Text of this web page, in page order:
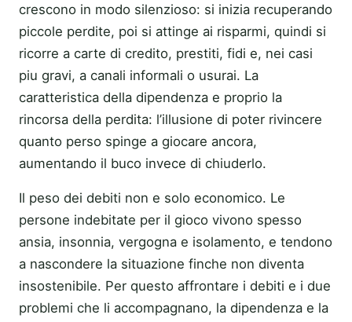
crescono in modo silenzioso: si inizia recuperando
piccole perdite, poi si attinge ai risparmi, quindi si
ricorre a carte di credito, prestiti, fidi e, nei casi
piu gravi, a canali informali o usurai. La
caratteristica della dipendenza e proprio la
rincorsa della perdita: l’illusione di poter rivincere
quanto perso spinge a giocare ancora,
aumentando il buco invece di chiuderlo.
Il peso dei debiti non e solo economico. Le
persone indebitate per il gioco vivono spesso
ansia, insonnia, vergogna e isolamento, e tendono
a nascondere la situazione finche non diventa
insostenibile. Per questo affrontare i debiti e i due
problemi che li accompagnano, la dipendenza e la